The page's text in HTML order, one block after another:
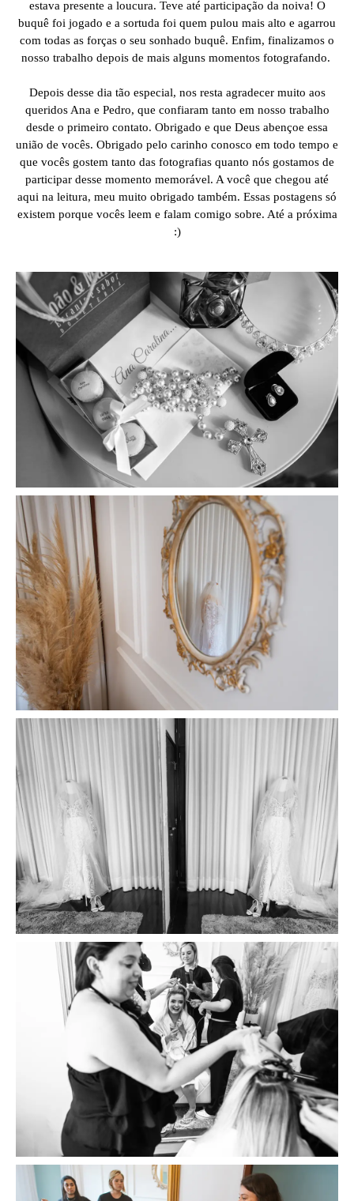
estava presente a loucura. Teve até participação da noiva! O
buquê foi jogado e a sortuda foi quem pulou mais alto e agarrou
com todas as forças o seu sonhado buquê. Enfim, finalizamos o
nosso trabalho depois de mais alguns momentos fotografando.
Depois desse dia tão especial, nos resta agradecer muito aos
queridos Ana e Pedro, que confiaram tanto em nosso trabalho
desde o primeiro contato. Obrigado e que Deus abençoe essa
união de vocês. Obrigado pelo carinho conosco em todo tempo e
que vocês gostem tanto das fotografias quanto nós gostamos de
participar desse momento memorável. A você que chegou até
aqui na leitura, meu muito obrigado também. Essas postagens só
existem porque vocês leem e falam comigo sobre. Até a próxima
:)